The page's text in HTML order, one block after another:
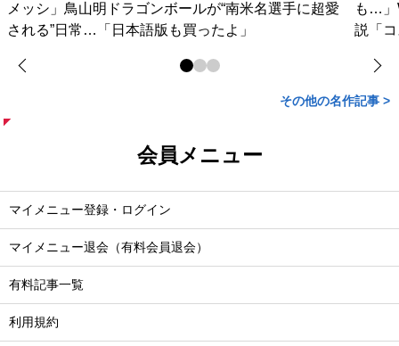
メッシ」鳥山明ドラゴンボールが“南米名選手に超愛
される”日常…「日本語版も買ったよ」
も…」
説「
その他の名作記事 >
会員メニュー
マイメニュー登録・ログイン
マイメニュー退会（有料会員退会）
有料記事一覧
利用規約